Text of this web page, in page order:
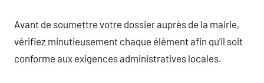
Avant de soumettre votre dossier auprès de la mairie,
vérifiez minutieusement chaque élément afin qu’il soit
conforme aux exigences administratives locales.